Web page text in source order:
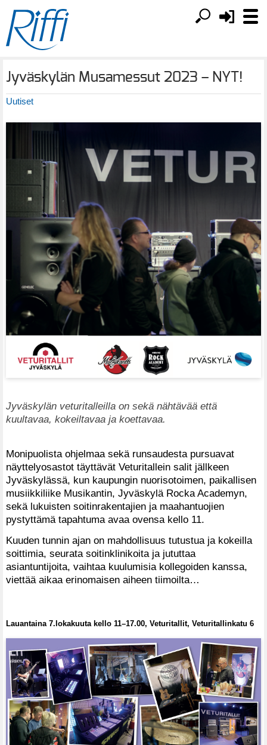
Jyväskylän Musamessut 2023 – NYT!
Uutiset
Jyväskylän veturitalleilla on sekä nähtävää että
kuultavaa, kokeiltavaa ja koettavaa.
Monipuolista ohjelmaa sekä runsaudesta pursuavat
näyttelyosastot täyttävät Veturitallein salit jällkeen
Jyväskylässä, kun kaupungin nuorisotoimen, paikallisen
musiikkiliike Musikantin, Jyväskylä Rocka Academyn,
sekä lukuisten soitinrakentajien ja maahantuojien
pystyttämä tapahtuma avaa ovensa kello 11.
Kuuden tunnin ajan on mahdollisuus tutustua ja kokeilla
soittimia, seurata soitinklinikoita ja jututtaa
asiantuntijoita, vaihtaa kuulumisia kollegoiden kanssa,
viettää aikaa erinomaisen aiheen tiimoilta…
Lauantaina 7.lokakuuta kello 11–17.00, Veturitallit, Veturitallinkatu 6